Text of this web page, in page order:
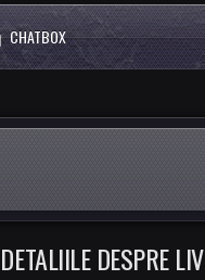
CHATBOX
DESPRE